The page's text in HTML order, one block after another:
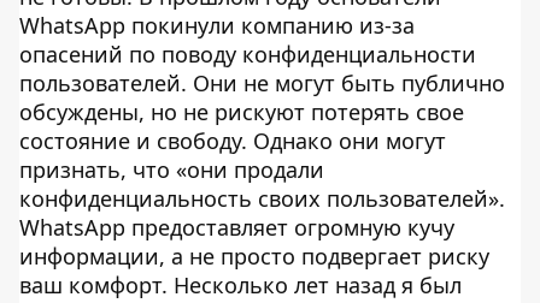
WhatsApp покинули компанию из-за
опасений по поводу конфиденциальности
пользователей. Они не могут быть публично
обсуждены, но не рискуют потерять свое
состояние и свободу. Однако они могут
признать, что «они продали
конфиденциальность своих пользователей».
WhatsApp предоставляет огромную кучу
информации, а не просто подвергает риску
ваш комфорт. Несколько лет назад я был